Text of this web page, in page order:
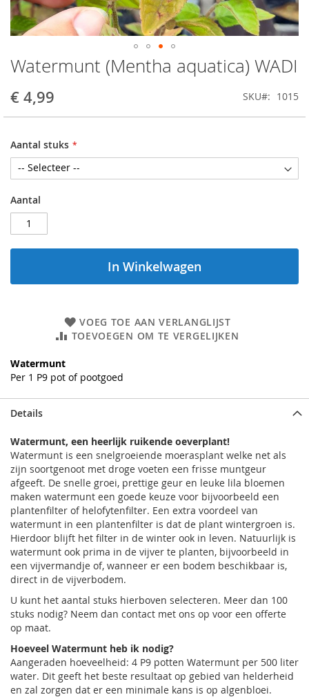
Watermunt (Mentha aquatica) WADI
€ 4,99 SKU 1015
Aantal stuks
Aantal
In Winkelwagen
VOEG TOE AAN VERLANGLIJST
TOEVOEGEN OM TE VERGELIJKEN
Watermunt
Per 1 P9 pot of pootgoed
Ga
naar
het
begin
van
afbeeldingen-
gallerij
Details
Watermunt, een heerlijk ruikende oeverplant!
Watermunt is een snelgroeiende moerasplant welke net als
zijn soortgenoot met droge voeten een frisse muntgeur
afgeeft. De snelle groei, prettige geur en leuke lila bloemen
maken watermunt een goede keuze voor bijvoorbeeld een
plantenfilter of helofytenfilter. Een extra voordeel van
watermunt in een plantenfilter is dat de plant wintergroen is.
Hierdoor blijft het filter in de winter ook in leven. Natuurlijk is
watermunt ook prima in de vijver te planten, bijvoorbeeld in
een vijvermandje of, wanneer er een bodem beschikbaar is,
direct in de vijverbodem.
U kunt het aantal stuks hierboven selecteren. Meer dan 100
stuks nodig? Neem dan contact met ons op voor een offerte
op maat.
Hoeveel Watermunt heb ik nodig?
Aangeraden hoeveelheid: 4 P9 potten Watermunt per 500 liter
water. Dit geeft het beste resultaat op gebied van helderheid
en zal zorgen dat er een minimale kans is op algenbloei.